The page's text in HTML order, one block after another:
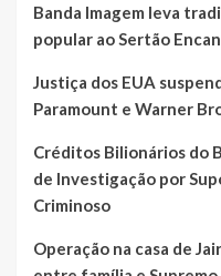
Banda Imagem leva
popular ao Sertão
Justiça dos EUA
Paramount e Warner
Créditos Bilionários do
de Investigação por
Criminoso
Operação na casa de